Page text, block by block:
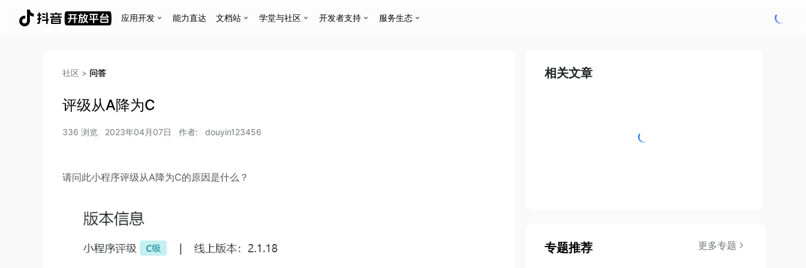
应用开发 能力直达 文档站 学堂与社区 开发者支持 服务生态
社区 > 问答
评级从A降为C
336 浏览 2023年04月07日 作者: douyin123456
请问此小程序评级从A降为C的原因是什么？
相关文章
专题推荐 更多专题